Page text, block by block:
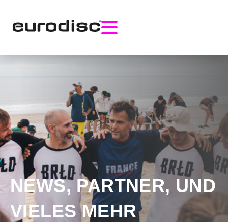
NEWS, PARTNER, UND
VIELES MEHR